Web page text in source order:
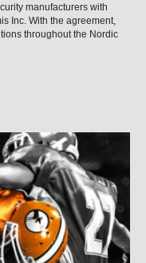
manufacturers with
Inc. With the agreement,
throughout the Nordic